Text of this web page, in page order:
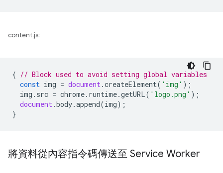
content.js:
{ // Block used to avoid setting global variables
const img = document.createElement( 'img' );
img . src = chrome. runtime.getURL( 'logo.png' );
document.body.append(img);
}
將資料從內容指令碼傳送至 Service Worker